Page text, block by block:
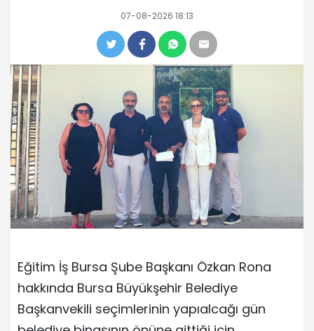
07-08-2026 18:13
Eğitim İş Bursa Şube Başkanı Özkan Rona
hakkında Bursa Büyükşehir Belediye
Başkanvekili seçimlerinin yapıalcağı gün